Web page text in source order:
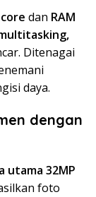
dan RAM
Ditenagai
daya.
dengan
utama 32MP
foto